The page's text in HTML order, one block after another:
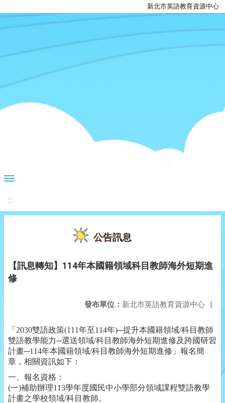
新北市英語教育資源中心
:::
公告訊息
【訊息轉知】114年本國籍領域科目教師海外短期進
修
發布單位： 新北市英語教育資源中心 |
「2030雙語政策(111年至114年)─提升本國籍領域/科目教師
雙語教學能力─選送領域/科目教師海外短期進修及跨國研習
計畫─114年本國籍領域/科目教師海外短期進修」報名簡
章，相關資訊如下：
一、報名資格：
(一)補助辦理113學年度國民中小學部分領域課程雙語教學
計畫之學校領域/科目教師。